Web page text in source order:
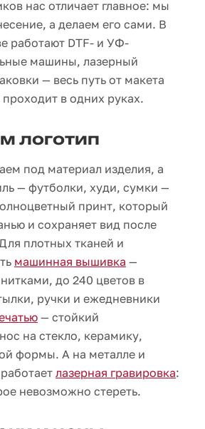
нас отличает главное: мы
а делаем его сами. В
работают DTF- и УФ-
машины, лазерный
— весь путь от макета
в одних руках.
логотип
под материал изделия, а
— футболки, худи, сумки —
принт, который
и сохраняет вид после
плотных тканей и
машинная вышивка —
до 240 цветов в
ручки и ежедневники
— стойкий
на стекло, керамику,
формы. А на металле и
лазерная гравировка:
невозможно стереть.